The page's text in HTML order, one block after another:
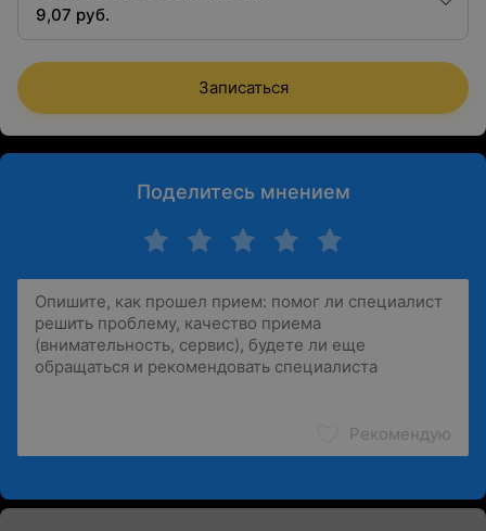
стоматологического профиля
9,07 руб.
Записаться
Поделитесь мнением
Рекомендую